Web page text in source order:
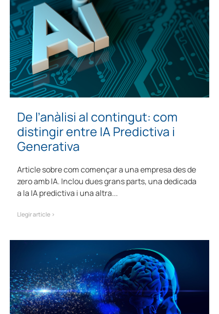
De l’anàlisi al contingut: com
distingir entre IA Predictiva i
Generativa
Article sobre com començar a una empresa des de
zero amb IA. Inclou dues grans parts, una dedicada
a la IA predictiva i una altra...
Llegir article >